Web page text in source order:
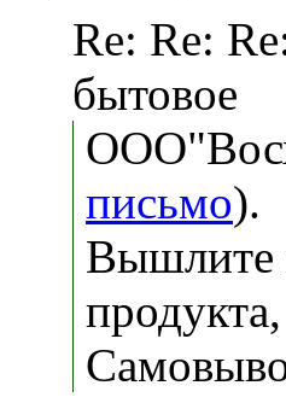
Re: Re:
бытовое
письмо).
Вышлите